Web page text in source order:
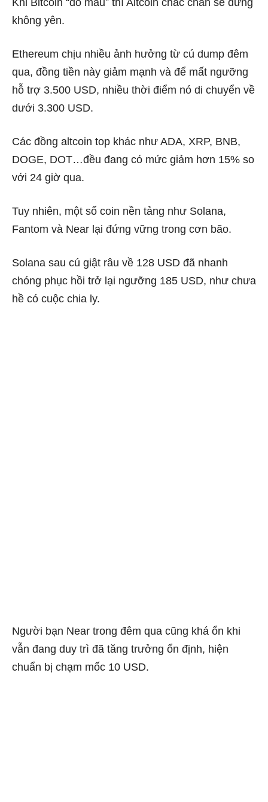
không yên.
Ethereum chịu nhiều ảnh hưởng từ cú dump đêm
qua, đồng tiền này giảm mạnh và để mất ngưỡng
hỗ trợ 3.500 USD, nhiều thời điểm nó di chuyển về
dưới 3.300 USD.
Các đồng altcoin top khác như ADA, XRP, BNB,
DOGE, DOT…đều đang có mức giảm hơn 15% so
với 24 giờ qua.
Tuy nhiên, một số coin nền tảng như Solana,
Fantom và Near lại đứng vững trong cơn bão.
Solana sau cú giật râu về 128 USD đã nhanh
chóng phục hồi trở lại ngưỡng 185 USD, như chưa
hề có cuộc chia ly.
Người bạn Near trong đêm qua cũng khá ổn khi
vẫn đang duy trì đã tăng trưởng ổn định, hiện
chuẩn bị chạm mốc 10 USD.